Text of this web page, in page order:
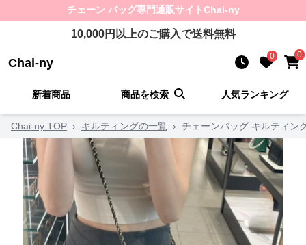
チェーン バッグ専門通販サイトChai-ny
10,000円以上のご購入で送料無料
Chai-ny 0 0
新着商品 商品を検索 人気ランキング
Chai-ny TOP › キルティングの一覧 › チェーンバッグ キルティン